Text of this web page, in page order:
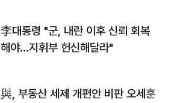
李대통령 "군, 내란 이후 신뢰 회복
해야…지휘부 헌신해달라"
與, 부동산 세제 개편안 비판 오세훈